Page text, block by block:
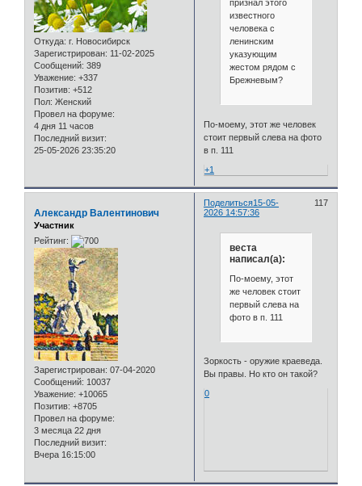
Откуда: г. Новосибирск
Зарегистрирован: 11-02-2025
Сообщений: 389
Уважение: +337
Позитив: +512
Пол: Женский
Провел на форуме:
4 дня 11 часов
Последний визит:
25-05-2026 23:35:20
признал этого
известного
человека с
ленинским
указующим
жестом рядом с
Брежневым?
По-моему, этот же человек
стоит первый слева на фото
в п. 111
+1
Поделиться 117
15-05-
2026 14:57:36
Александр Валентинович
Участник
Рейтинг:
Зарегистрирован: 07-04-2020
Сообщений: 10037
Уважение: +10065
Позитив: +8705
Провел на форуме:
3 месяца 22 дня
Последний визит:
Вчера 16:15:00
веста
написал(а):
По-моему, этот
же человек стоит
первый слева на
фото в п. 111
Зоркость - оружие краеведа.
Вы правы. Но кто он такой?
0